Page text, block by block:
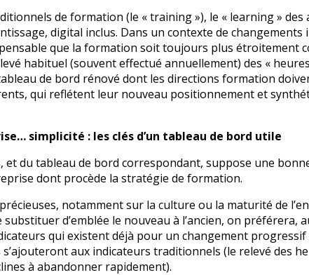
de formation (le « training »), le « learning » des
digital inclus. Dans un contexte de changements
que la formation soit toujours plus étroitement
habituel (souvent effectué annuellement) des «
de bord rénové dont les directions formation
qui reflétent leur nouveau positionnement et
simplicité : les clés d’un tableau de bord utile
et du tableau de bord correspondant, suppose une
dont procède la stratégie de formation.
notamment sur la culture ou la maturité de
d’emblée le nouveau à l’ancien, on préférera,
qui existent déjà pour un changement
aux indicateurs traditionnels (le relevé des
à abandonner rapidement).